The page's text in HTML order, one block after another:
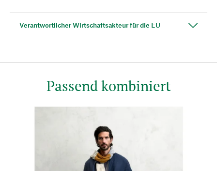
Verantwortlicher Wirtschaftsakteur für die EU
Passend kombiniert